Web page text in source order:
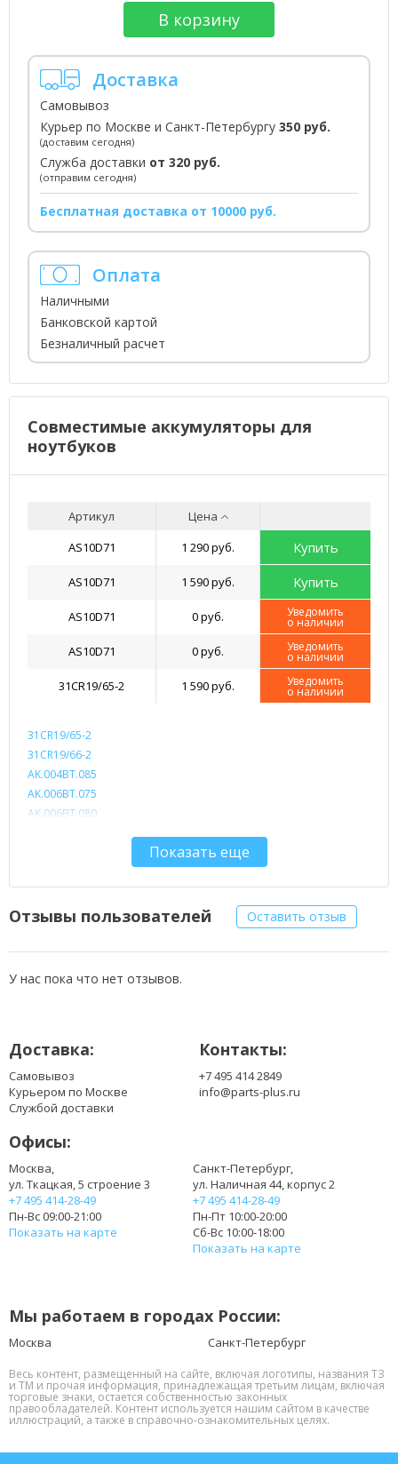
В корзину
Доставка
Самовывоз
Курьер по Москве и Санкт-Петербургу 350 руб.
(доставим сегодня)
Служба доставки от 320 руб.
(отправим сегодня)
Бесплатная доставка от 10000 руб.
Оплата
Наличными
Банковской картой
Безналичный расчет
Совместимые аккумуляторы для
ноутбуков
Артикул
Цена
AS10D71
1 290 руб. Купить
AS10D71 1 590 руб. Купить
AS10D71 0 руб. Уведомить
о наличии
AS10D71 0 руб. Уведомить
о наличии
31CR19/65-2 1 590 руб. Уведомить
о наличии
31CR19/65-2
31CR19/66-2
AK.004BT.085
AK.006BT.075
AK.006BT.080
AS10D31
AS10D41
AS10D56
AS10D81
BT.00403.021
BT.00405.013
BT.00603.111
BT.00603.117
BT.00603.124
BT.00603.129
BT.00604.049
BT.00607.125
BT.00607.126
BT.00607.130
CL1741B.806
LC.BTP0A.015
Показать еще
Отзывы пользователей Оставить отзыв
У нас пока что нет отзывов.
Доставка:
Самовывоз
Курьером по Москве
Службой доставки
Контакты:
+7 495 414 2849
info@parts-plus.ru
Офисы:
Москва,
ул. Ткацкая, 5 строение 3
+7 495 414-28-49
Пн-Вс 09:00-21:00
Показать на карте
Санкт-Петербург,
ул. Наличная 44, корпус 2
+7 495 414-28-49
Пн-Пт 10:00-20:00
Сб-Вс 10:00-18:00
Показать на карте
Мы работаем в городах России:
Москва Санкт-Петербург
Весь контент, размещенный на сайте, включая логотипы, названия ТЗ
и ТМ и прочая информация, принадлежащая третьим лицам, включая
торговые знаки, остается собственностью законных
правообладателей. Контент используется нашим сайтом в качестве
иллюстраций, а также в справочно-ознакомительных целях.